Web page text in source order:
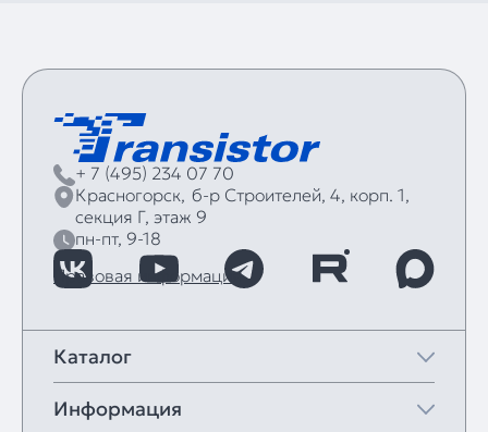
+ 7 (495) 234 07 70
Красногорск, б‑р Строителей, 4, корп. 1,
секция Г, этаж 9
пн-пт, 9-18
Правовая информация
Каталог
Информация